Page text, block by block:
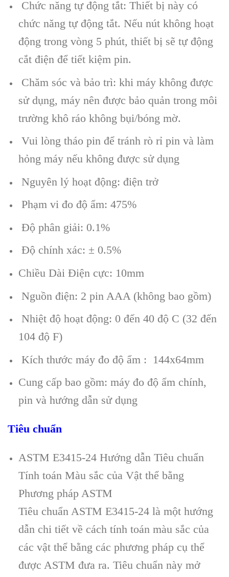
Chức năng tự động tắt: Thiết bị này có
chức năng tự động tắt. Nếu nút không hoạt
động trong vòng 5 phút, thiết bị sẽ tự động
cắt điện để tiết kiệm pin.
Chăm sóc và bảo trì: khi máy không được
sử dụng, máy nên được bảo quản trong môi
trường khô ráo không bụi/bóng mờ.
Vui lòng tháo pin để tránh rò rỉ pin và làm
hỏng máy nếu không được sử dụng
Nguyên lý hoạt động: điện trở
Phạm vi đo độ ẩm: 475%
Độ phân giải: 0.1%
Độ chính xác: ± 0.5%
Chiều Dài Điện cực: 10mm
Nguồn điện: 2 pin AAA (không bao gồm)
Nhiệt độ hoạt động: 0 đến 40 độ C (32 đến
104 độ F)
Kích thước máy đo độ ẩm : 144x64mm
Cung cấp bao gồm: máy đo độ ẩm chính,
pin và hướng dẫn sử dụng
Tiêu chuẩn
ASTM E3415-24 Hướng dẫn Tiêu chuẩn
Tính toán Màu sắc của Vật thể bằng
Phương pháp ASTM
Tiêu chuẩn ASTM E3415-24 là một hướng
dẫn chi tiết về cách tính toán màu sắc của
các vật thể bằng các phương pháp cụ thể
được ASTM đưa ra. Tiêu chuẩn này mở